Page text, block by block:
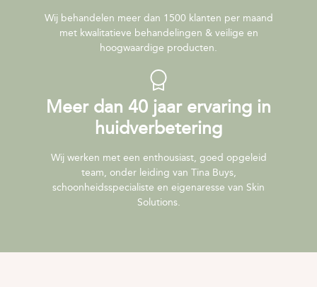
Wij behandelen meer dan 1500 klanten per maand
met kwalitatieve behandelingen & veilige en
hoogwaardige producten.
Meer dan 40 jaar ervaring in
huidverbetering
Wij werken met een enthousiast, goed opgeleid
team, onder leiding van Tina Buys,
schoonheidsspecialiste en eigenaresse van Skin
Solutions.